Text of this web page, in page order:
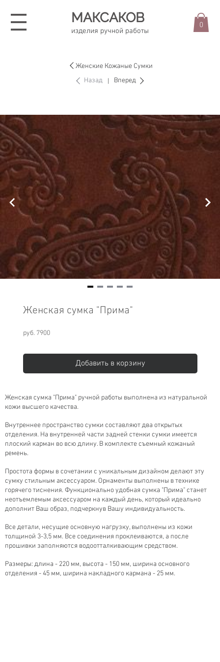
МАКСАКОВ
изделия ручной работы
0
Женские Кожаные Сумки
Назад
Вперед
Женская сумка "Прима"
руб. 7900
Добавить в корзину
Женская сумка "Прима" ручной работы выполнена из натуральной
кожи высшего качества.
Внутреннее пространство сумки составляют два открытых
отделения. На внутренней части задней стенки сумки имеется
плоский карман во всю длину. В комплекте съемный кожаный
ремень.
Простота формы в сочетании с уникальным дизайном делают эту
сумку стильным аксессуаром. Орнаменты выполнены в технике
горячего тиснения. Функционально удобная сумка "Прима" станет
неотъемлемым аксессуаром на каждый день, который идеально
дополнит Ваш образ, подчеркнув Вашу индивидуальность.
Все детали, несущие основную нагрузку, выполнены из кожи
толщиной 3-3,5 мм. Все соединения проклеиваются, а после
прошивки заполняются водоотталкивающим средством.
Размеры: длина - 220 мм, высота - 150 мм, ширина основного
отделения - 45 мм, ширина накладного кармана - 25 мм.